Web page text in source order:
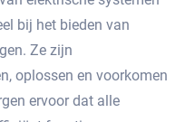
bij het bieden van
Ze zijn
oplossen en voorkomen
ervoor dat alle